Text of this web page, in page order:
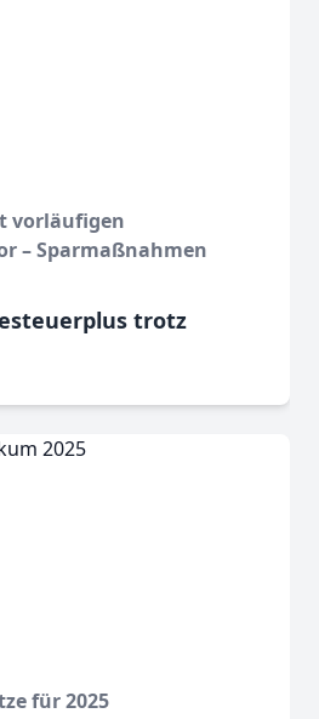
vorläufigen
– Sparmaßnahmen
trotz
für 2025